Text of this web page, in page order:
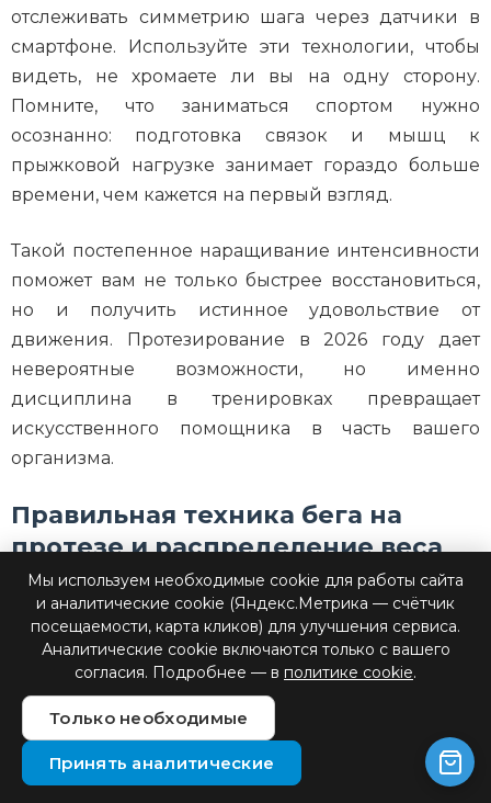
отслеживать симметрию шага через датчики в
смартфоне. Используйте эти технологии, чтобы
видеть, не хромаете ли вы на одну сторону.
Помните, что заниматься спортом нужно
осознанно: подготовка связок и мышц к
прыжковой нагрузке занимает гораздо больше
времени, чем кажется на первый взгляд.
Такой постепенное наращивание интенсивности
поможет вам не только быстрее восстановиться,
но и получить истинное удовольствие от
движения. Протезирование в 2026 году дает
невероятные возможности, но именно
дисциплина в тренировках превращает
искусственного помощника в часть вашего
организма.
Правильная техника бега на
протезе и распределение веса
тела
Освоение правильной биомеханики — это
фундамент, который отличает хаотичное
перемещение от профессионального спорта.
Специалисты по биомеханике подчеркивают:
главная задача атлета — научить мозг доверять
амортизации, которую обеспечивают
Мы используем необходимые cookie для работы сайта
и аналитические cookie (Яндекс.Метрика — счётчик
посещаемости, карта кликов) для улучшения сервиса.
Аналитические cookie включаются только с вашего
согласия. Подробнее — в политике cookie.
Только необходимые
Принять аналитические